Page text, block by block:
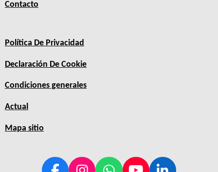
Contacto
Política De Privacidad
Declaración De Cookie
Condiciones generales
Actual
Mapa sitio